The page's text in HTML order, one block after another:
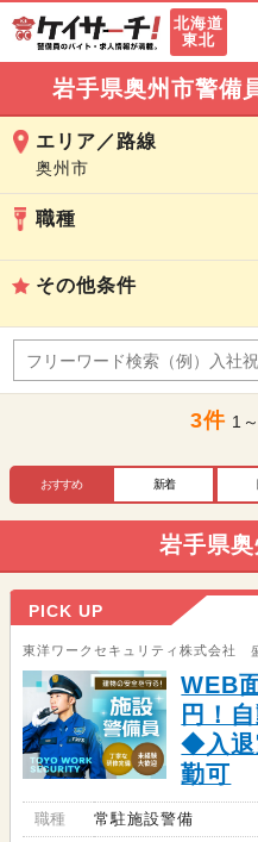
北海道
東北
岩手県奥州市警備
エリア／路線
奥州市
職種
その他条件
3件 1
おすすめ 新着
岩手県
PICK UP
東洋ワークセキュリティ株式会社
WEB
円！
◆入退
勤可
職種 常駐施設警備